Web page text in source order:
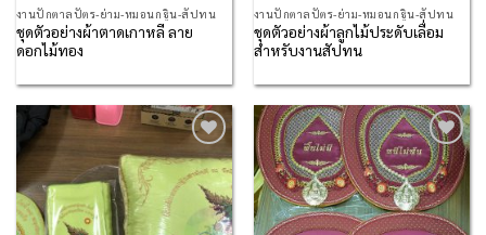
งานปักตาลปัตร-ย่าม-หมอนกฐิน-สัปทน
ชุดตัวอย่างผ้าตาดเกาหลี ลาย
ดอกไม้ทอง
งานปักตาลปัตร-ย่าม-หมอนกฐิน-สัปทน
ชุดตัวอย่างผ้าลูกไม้ประดับเลื่อม
สำหรับงานสัปทน
Add to
Wishlist
Add to
Wishlist